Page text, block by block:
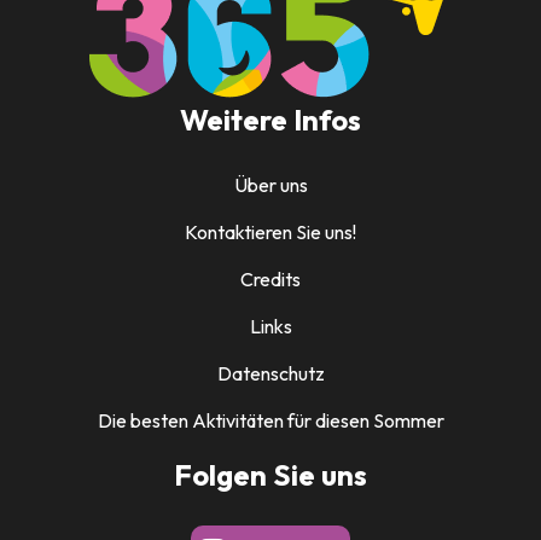
Weitere Infos
Über uns
Kontaktieren Sie uns!
Credits
Links
Datenschutz
Die besten Aktivitäten für diesen Sommer
Folgen Sie uns